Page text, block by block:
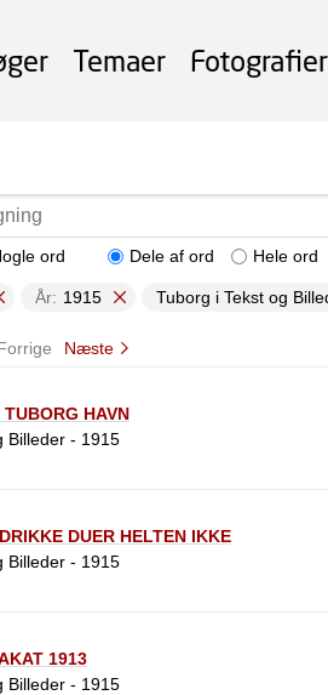
Temaer Fotografier
ord Dele af ord Hele ord
År: 1915 Tuborg i Tekst og
Næste
HAVN
Billeder - 1915
DUER HELTEN IKKE
Billeder - 1915
1913
Billeder - 1915